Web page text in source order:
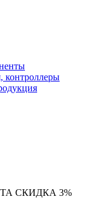
контроллеры
СКИДКА 3%